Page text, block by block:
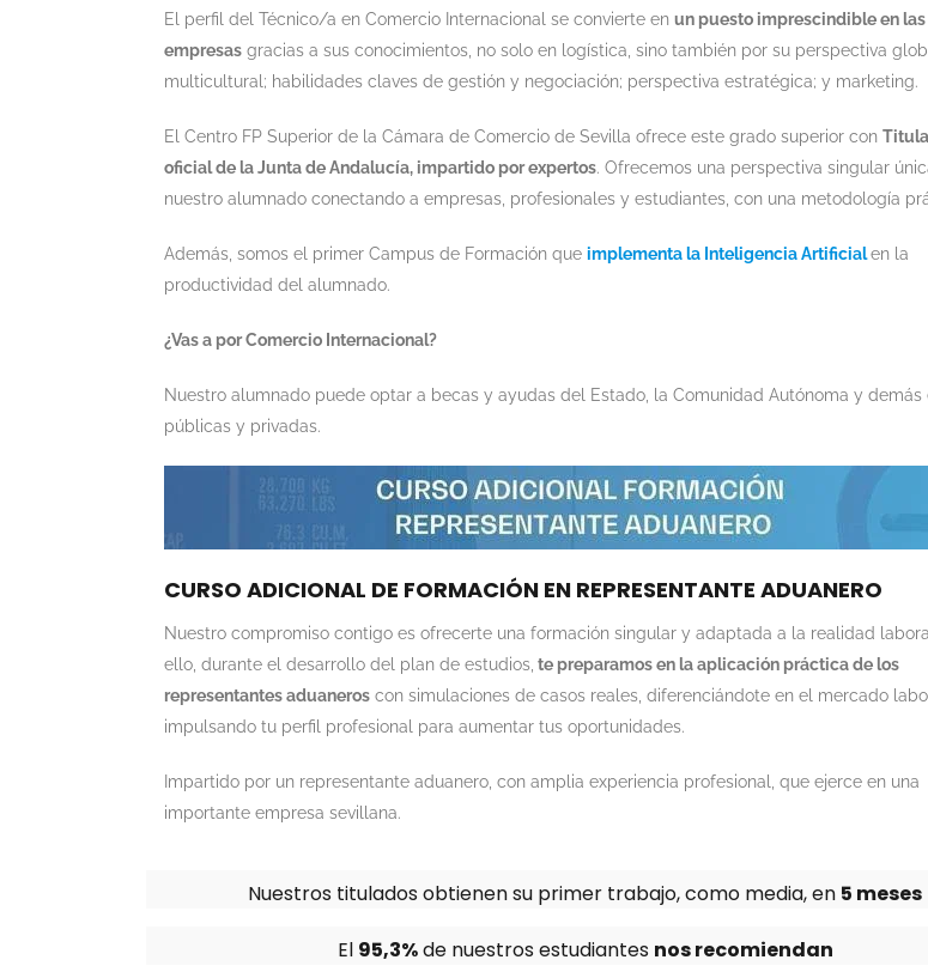
El perfil del Técnico/a en Comercio Internacional se convierte en un puesto imprescindible en las
empresas gracias a sus conocimientos, no solo en logística, sino también por su perspectiva
multicultural; habilidades claves de gestión y negociación; perspectiva estratégica; y marketing.
El Centro FP Superior de la Cámara de Comercio de Sevilla ofrece este grado superior con
oficial de la Junta de Andalucía, impartido por expertos. Ofrecemos una perspectiva singular
nuestro alumnado conectando a empresas, profesionales y estudiantes, con una metodología
Además, somos el primer Campus de Formación que implementa la Inteligencia Artificialen la
productividad del alumnado.
¿Vas a por Comercio Internacional?
Nuestro alumnado puede optar a becas y ayudas del Estado, la Comunidad Autónoma y demás
públicas y privadas.
CURSO ADICIONAL DE FORMACIÓN EN REPRESENTANTE ADUANERO
Nuestro compromiso contigo es ofrecerte una formación singular y adaptada a la realidad
ello, durante el desarrollo del plan de estudios, te preparamos en la aplicación práctica de los
representantes aduaneros con simulaciones de casos reales, diferenciándote en el mercado
impulsando tu perfil profesional para aumentar tus oportunidades.
Impartido por un representante aduanero, con amplia experiencia profesional, que ejerce en una
importante empresa sevillana.
Nuestros titulados obtienen su primer trabajo, como media, en 5 meses
El 95,3%de nuestros estudiantes nos recomiendan